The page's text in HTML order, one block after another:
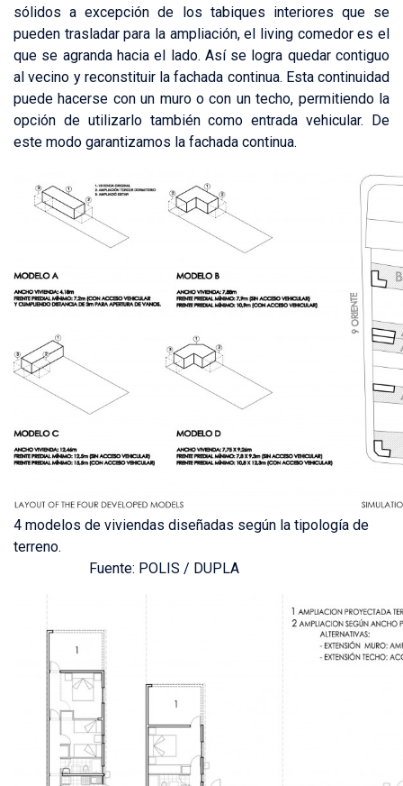
sólidos a excepción de los tabiques interiores que se
pueden trasladar para la ampliación, el living comedor es el
que se agranda hacia el lado. Así se logra quedar contiguo
al vecino y reconstituir la fachada continua. Esta continuidad
puede hacerse con un muro o con un techo, permitiendo la
opción de utilizarlo también como entrada vehicular. De
este modo garantizamos la fachada continua.
4 modelos de viviendas diseñadas según la tipología de
terreno.
Fuente: POLIS / DUPLA